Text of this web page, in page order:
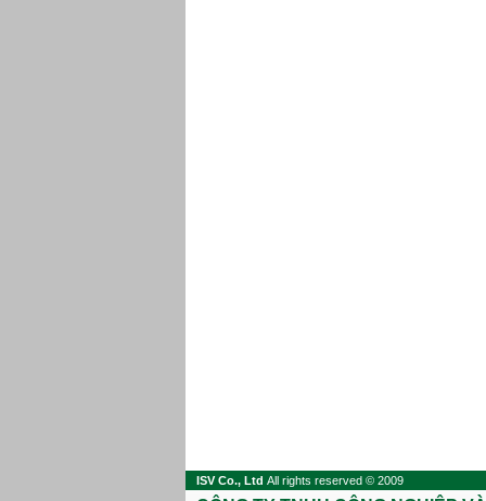
ISV Co., Ltd All rights reserved © 2009